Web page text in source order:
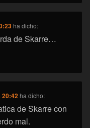
ha dicho:
de Skarre…
20:42 ha dicho:
de Skarre con
mal.